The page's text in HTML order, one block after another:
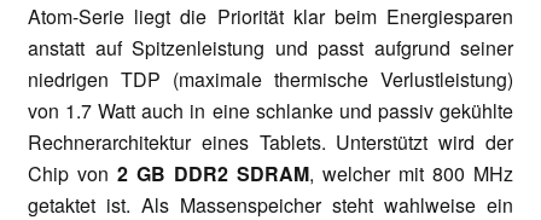
Atom-Serie liegt die Priorität klar beim Energiesparen
anstatt auf Spitzenleistung und passt aufgrund seiner
niedrigen TDP (maximale thermische Verlustleistung)
von 1.7 Watt auch in eine schlanke und passiv gekühlte
Rechnerarchitektur eines Tablets. Unterstützt wird der
Chip von 2 GB DDR2 SDRAM, welcher mit 800 MHz
getaktet ist. Als Massenspeicher steht wahlweise ein